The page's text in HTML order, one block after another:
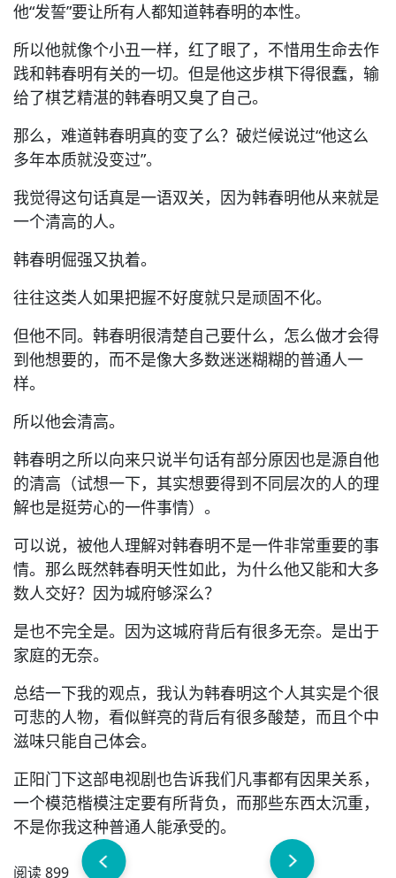
他“发誓”要让所有人都知道韩春明的本性。
所以他就像个小丑一样，红了眼了，不惜用生命去作
践和韩春明有关的一切。但是他这步棋下得很蠢，输
给了棋艺精湛的韩春明又臭了自己。
那么，难道韩春明真的变了么？破烂候说过“他这么
多年本质就没变过”。
我觉得这句话真是一语双关，因为韩春明他从来就是
一个清高的人。
韩春明倔强又执着。
往往这类人如果把握不好度就只是顽固不化。
但他不同。韩春明很清楚自己要什么，怎么做才会得
到他想要的，而不是像大多数迷迷糊糊的普通人一
样。
所以他会清高。
韩春明之所以向来只说半句话有部分原因也是源自他
的清高（试想一下，其实想要得到不同层次的人的理
解也是挺劳心的一件事情）。
可以说，被他人理解对韩春明不是一件非常重要的事
情。那么既然韩春明天性如此，为什么他又能和大多
数人交好？因为城府够深么？
是也不完全是。因为这城府背后有很多无奈。是出于
家庭的无奈。
总结一下我的观点，我认为韩春明这个人其实是个很
可悲的人物，看似鲜亮的背后有很多酸楚，而且个中
滋味只能自己体会。
正阳门下这部电视剧也告诉我们凡事都有因果关系，
一个模范楷模注定要有所背负，而那些东西太沉重，
不是你我这种普通人能承受的。
阅读 899